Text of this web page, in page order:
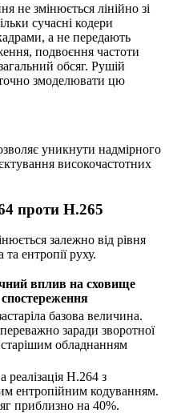
не змінюється лінійно зі
сучасні кодери
а не передають
подвоєння частоти
обсяг. Рушій
змоделювати цю
уникнути надмірного
високочастотних
проти H.265
залежно від рівня
ентропії руху.
вплив на сховище
спостереження
базова величина.
переважно заради зворотної
старішим обладнанням
реалізація H.264 з
ентропійним кодуванням.
приблизно на 40%.